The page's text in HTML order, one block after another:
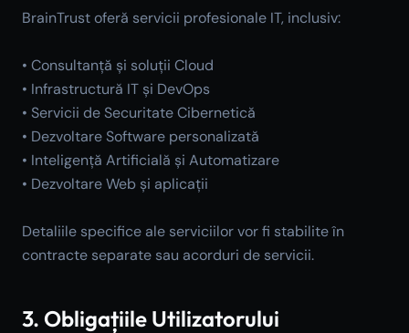
BrainTrust oferă servicii profesionale IT, inclusiv:
• Consultanță și soluții Cloud
• Infrastructură IT și DevOps
• Servicii de Securitate Cibernetică
• Dezvoltare Software personalizată
• Inteligență Artificială și Automatizare
• Dezvoltare Web și aplicații
Detaliile specifice ale serviciilor vor fi stabilite în
contracte separate sau acorduri de servicii.
3. Obligațiile Utilizatorului